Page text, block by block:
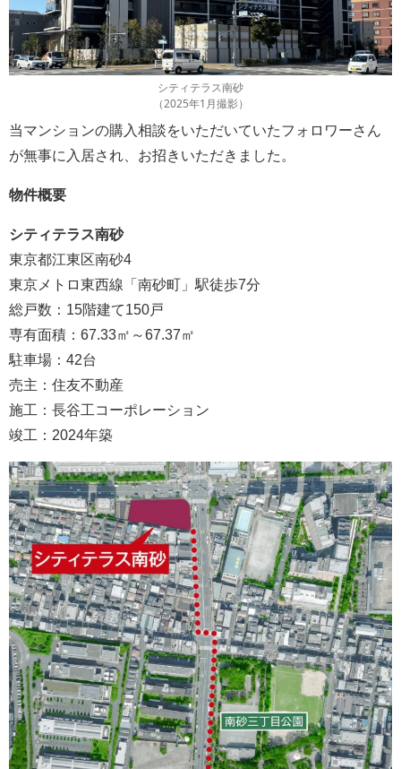
シティテラス南砂
（2025年1月撮影）
当マンションの購入相談をいただいていたフォロワーさん
が無事に入居され、お招きいただきました。
物件概要
シティテラス南砂
東京都江東区南砂4
東京メトロ東西線「南砂町」駅徒歩7分
総戸数：15階建て150戸
専有面積：67.33㎡～67.37㎡
駐車場：42台
売主：住友不動産
施工：長谷工コーポレーション
竣工：2024年築